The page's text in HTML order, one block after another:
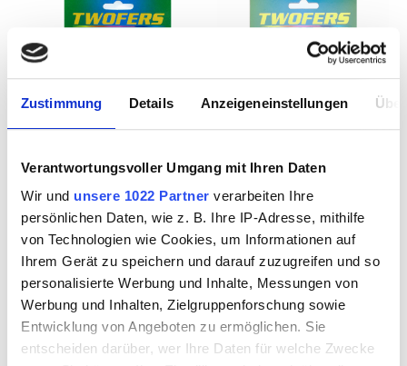
Zustimmung Details Anzeigeneinstellungen
Verantwortungsvoller Umgang mit Ihren Daten
Wir und unsere 1022 Partner verarbeiten Ihre
persönlichen Daten, wie z. B. Ihre IP-Adresse, mithilfe
von Technologien wie Cookies, um Informationen auf
Ihrem Gerät zu speichern und darauf zuzugreifen und so
personalisierte Werbung und Inhalte, Messungen von
Werbung und Inhalten, Zielgruppenforschung sowie
Entwicklung von Angeboten zu ermöglichen. Sie
entscheiden darüber, wer Ihre Daten für welche Zwecke
Spiegelschleifer
grob 1" 25mm
3020600
Schleifdorn
standard 1/8" 3mm
3020900